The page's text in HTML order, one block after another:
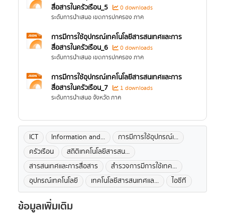
สื่อสารในครัวเรือน_5
0 downloads
ระดับการนำเสนอ เขตการปกครอง ภาค
การมีการใช้อุปกรณ์เทคโนโลยีสารสนเทศและการ
สื่อสารในครัวเรือน_6
0 downloads
ระดับการนำเสนอ เขตการปกครอง ภาค
การมีการใช้อุปกรณ์เทคโนโลยีสารสนเทศและการ
สื่อสารในครัวเรือน_7
1 downloads
ระดับการนำเสนอ จังหวัด ภาค
ICT Information and...
การมีการใช้อุปกรณ์เ...
ครัวเรือน
สถิติเทคโนโลยีสารสน...
สารสนเทศและการสื่อสาร
สำรวจการมีการใช้เทค...
อุปกรณ์เทคโนโลยี
เทคโนโลยีสารสนเทศแล... ไอซีที
ข้อมูลเพิ่มเติม